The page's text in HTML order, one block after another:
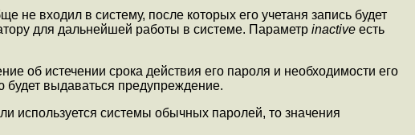
не входил в систему, после которых его учетаня запись будет
для дальнейшей работы в системе. Параметр inactive есть
об истечении срока действия его пароля и необходимости его
будет выдаваться предупреждение.
используется системы обычных паролей, то значения